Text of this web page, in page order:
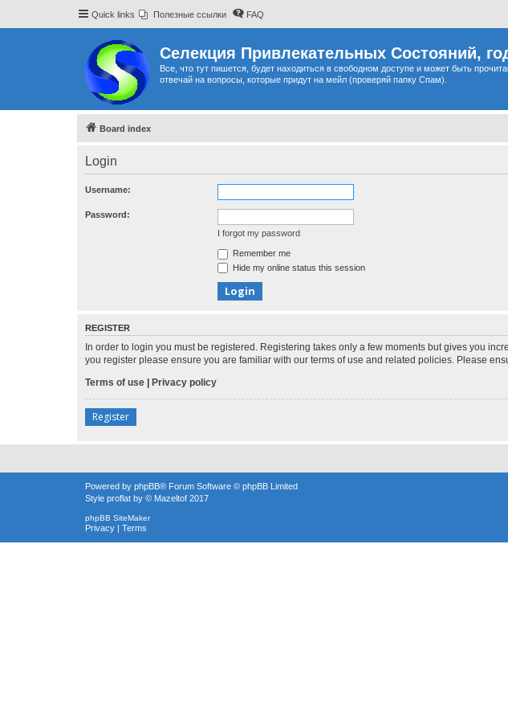
Quick links Полезные ссылки FAQ
Селекция Привлекательных Состояний,
Все, что тут пишется, будет находиться в свободном доступе и может быть
отвечай на вопросы, которые придут на мейл (проверяй папку Спам).
Board index
Login
Username:
Password:
I forgot my password
Remember me
Hide my online status this session
REGISTER
In order to login you must be registered. Registering takes only a few moments but gives you
you register please ensure you are familiar with our terms of use and related policies. Please
Terms of use | Privacy policy
Register
Powered by phpBB® Forum Software © phpBB Limited
Style proflat by © Mazeltof 2017
phpBB SiteMaker
Privacy | Terms